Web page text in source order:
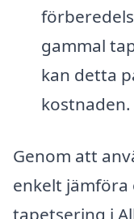
gammal
kan detta
kostnaden.
Genom att
enkelt
tapetsering i